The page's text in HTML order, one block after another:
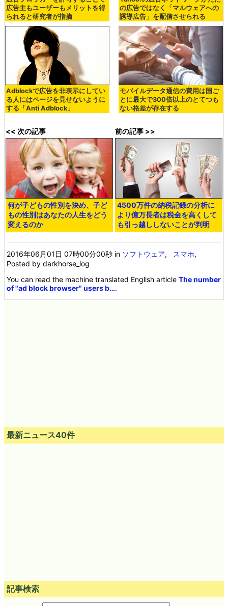
広告主もユーザーもメリットを得
られると研究者が指摘
の広告ではなく「マルウェアへの
誘導広告」を配信させられる
Adblockで広告を非表示にしてい
る人にはページを見せないように
する「Anti Adblock」
モバイルデータ通信の費用は国ご
とに最大で300倍以上のとてつも
ない格差が存在する
<< 次の記事
何が子どもの性別を決め、子ど
もの性別はあなたの人生をどう
変えるのか
前の記事 >>
4500万件の納税記録の分析に
より億万長者は税金を高くして
も引っ越ししないことが判明
2016年06月01日 07時00分00秒 in ソフトウェア, スマホ,
Posted by darkhorse_log
You can read the machine translated English articleThe number
of "ad block browser" users b….
最新ニュース40件
記事検索